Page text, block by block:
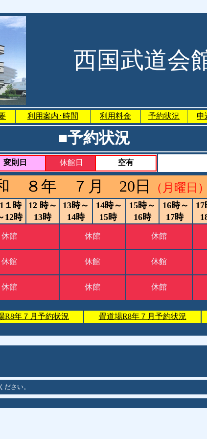
西国武道会
利用案内･時間 利用料金 予約状況 申
■予約状況
変則日 休館日 空有
８年 ７月 20日 （月曜日）
1１時
12時
12 時～
13時
13時～
14時
14時～
15時
15時～
16時
16時～
17時
17
休館 休館 休館
休館 休館 休館
休館 休館 休館
R8年７月予約状況 畳道場R8年７月予約状況
さい。